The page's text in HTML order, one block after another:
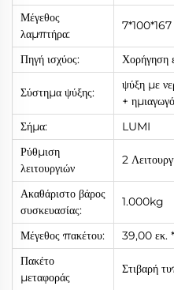
Μέγεθος
λαμπτήρα:
Πηγή ισχύος: Χορήγηση
Σύστημα ψύξης:
ψύξη με
+
Σήμα:
LUMI
Ρύθμιση
λειτουργιών
2
Ακαθάριστο βάρος
συσκευασίας:
1.000kg
Μέγεθος πακέτου:
39,00 εκ.
Πακέτο
μεταφοράς
Στιβαρή